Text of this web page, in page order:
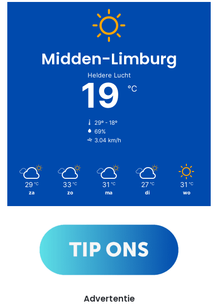
Midden-Limburg
Heldere Lucht
19 ℃
29º - 18º
69%
3.04 km/h
29 ℃
za
33 ℃
zo
31 ℃
ma
27 ℃
di
31 ℃
wo
Advertentie